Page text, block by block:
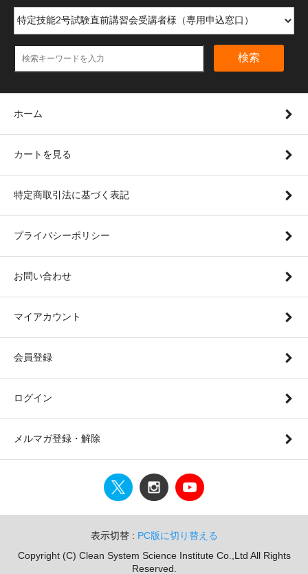
検索
ホーム
カートを見る
特定商取引法に基づく表記
プライバシーポリシー
お問い合わせ
マイアカウント
会員登録
ログイン
メルマガ登録・解除
表示切替 : PC版に切り替える
Copyright (C) Clean System Science Institute Co.,Ltd All Rights
Reserved.